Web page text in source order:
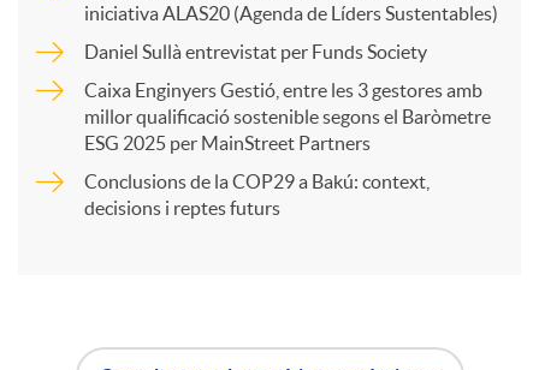
t
s
r
t
iniciativa ALAS20 (Agenda de Líders Sustentables)
Daniel Sullà entrevistat per Funds Society
Caixa Enginyers Gestió, entre les 3 gestores amb
millor qualificació sostenible segons el Baròmetre
ESG 2025 per MainStreet Partners
Conclusions de la COP29 a Bakú: context,
decisions i reptes futurs